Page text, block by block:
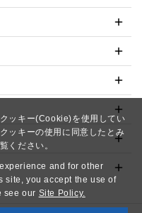
ッキー(Cookie)を使用してい
ッキーの使用に同意したとみ
ください。
and for other
site, you accept the use of
see our Site Policy.